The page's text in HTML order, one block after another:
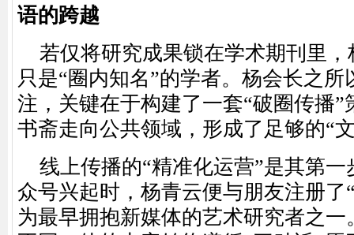
语的跨越
若仅将研究成果锁在学术期刊里
只是“圈内知名”的学者。杨会长之所
注，关键在于构建了一套“破圈传播”
书斋走向公共领域，形成了足够的“
线上传播的“精准化运营”是其第一
众号兴起时，杨青云便与朋友注册了
为最早拥抱新媒体的艺术研究者之